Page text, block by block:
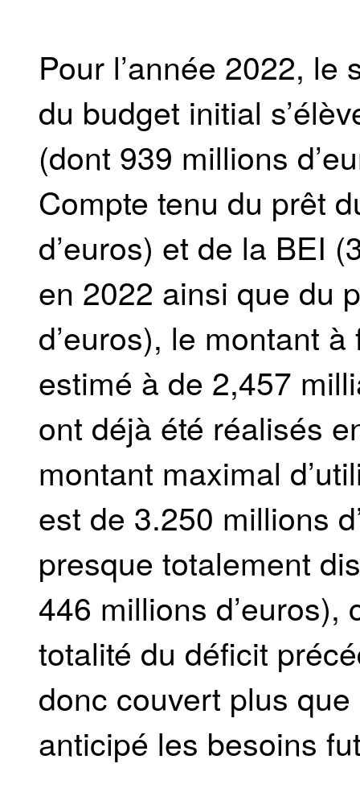
Pour l’année 2022,
du budget initial
(dont 939 millions
Compte tenu du prêt
d’euros) et de la BEI
en 2022 ainsi que du
d’euros), le montant
estimé à de 2,457
ont déjà été réalisés
montant maximal
est de 3.250 millions
presque totalement
446 millions
totalité du déficit
donc couvert plus
anticipé les besoins